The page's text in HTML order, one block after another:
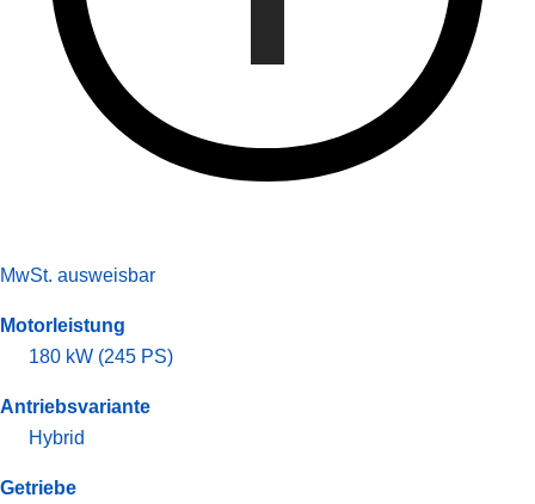
MwSt. ausweisbar
Motorleistung
180 kW (245 PS)
Antriebsvariante
Hybrid
Getriebe